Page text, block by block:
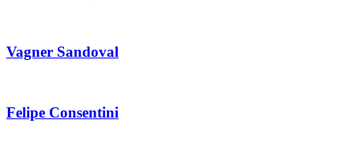
Vagner Sandoval
Felipe Consentini